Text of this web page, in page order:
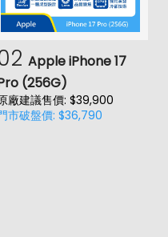
Apple iPhone 17
(256G)
廠建議售價: $39,900
市破盤價: $36,790